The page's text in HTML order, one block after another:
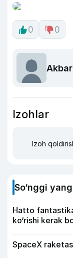
0 0
Izohlar
Izoh
So‘nggi
Hatto
ko‘rishi kerak
SpaceX